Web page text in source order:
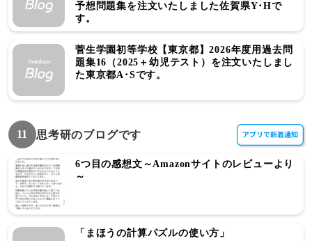
予想問題集を注文いたしました佐賀県Y･Hで
す。
菅生学園初等学校【東京都】2026年度用過去問
題集16（2025＋幼児テスト）を注文いたしまし
た東京都A･Sです。
11 思考研のブログです
6つ目の感想文～Amazonサイトのレビューより
～
「まほうの計算パズルの使い方」